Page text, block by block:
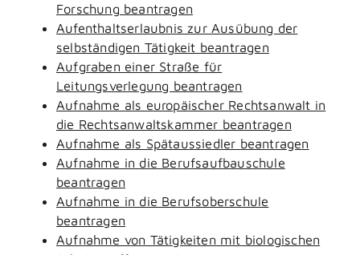
Forschung beantragen
Aufenthaltserlaubnis zur Ausübung der
selbständigen Tätigkeit beantragen
Aufgraben einer Straße für
Leitungsverlegung beantragen
Aufnahme als europäischer Rechtsanwalt in
die Rechtsanwaltskammer beantragen
Aufnahme als Spätaussiedler beantragen
Aufnahme in die Berufsaufbauschule
beantragen
Aufnahme in die Berufsoberschule
beantragen
Aufnahme von Tätigkeiten mit biologischen